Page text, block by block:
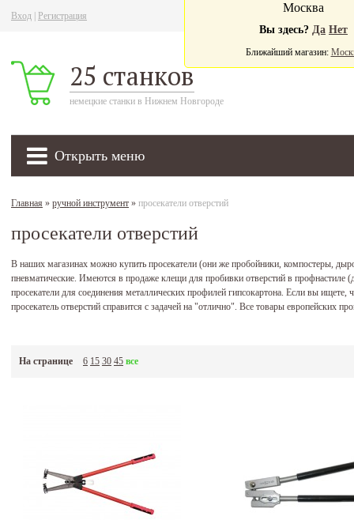
Вход Регистрация
25 станков
немецкие станки в Нижнем Новгороде
Открыть меню
Москва
Вы здесь? Да Нет
Ближайший магазин:
Главная » ручной инструмент » просекатели отверстий
просекатели отверстий
В наших магазинах можно купить просекатели (они же пробойники, компостеры,
пневматические. Имеются в продаже клещи для пробивки отверстий в профнастиле
просекатели для соединения металлических профилей гипсокартона. Если вы
просекатель отверстий справится с задачей на "отлично". Все товары европейских
На странице 6 15 30 45 все